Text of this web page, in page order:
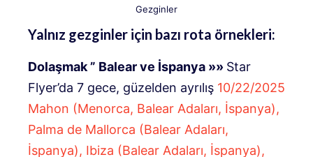
Gezginler
Yalnız gezginler için bazı rota örnekleri:
Dolaşmak ” Balear ve İspanya »» Star
Flyer’da 7 gece, güzelden ayrılış 10/22/2025
Mahon (Menorca, Balear Adaları, İspanya),
Palma de Mallorca (Balear Adaları,
İspanya), Ibiza (Balear Adaları, İspanya),